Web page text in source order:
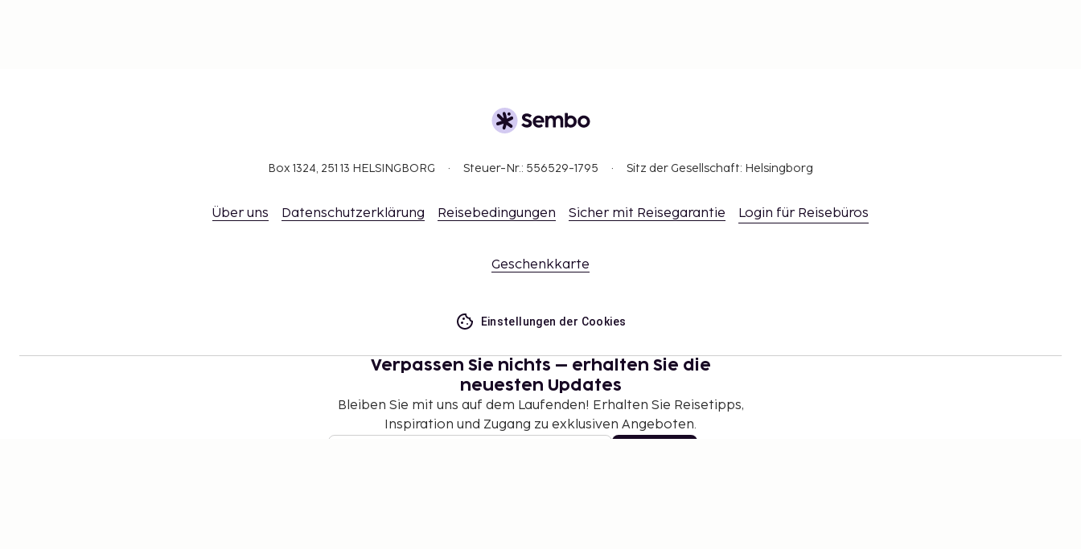
Box 1324, 251 13 HELSINGBORG Steuer-Nr.: 556529-1795 Sitz der Gesellschaft: Helsingborg
Über uns Datenschutzerklärung Reisebedingungen Sicher mit Reisegarantie Login für Reisebüros
Geschenkkarte
Einstellungen der Cookies
Verpassen Sie nichts – erhalten Sie die
neuesten Updates
Bleiben Sie mit uns auf dem Laufenden! Erhalten Sie Reisetipps,
Inspiration und Zugang zu exklusiven Angeboten.